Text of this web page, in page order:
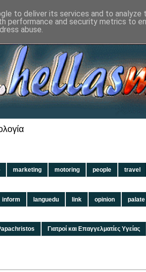
marketing motoring people travel
inform languedu link opinion palate
Γιατροί και Επαγγελματίες Υγείας
to deliver its services and to analyze
performance and security metrics to
abuse.